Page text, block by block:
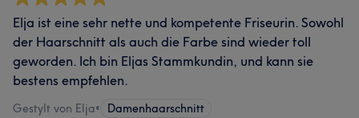
Elja ist eine sehr nette und kompetente Friseurin. Sowohl
der Haarschnitt als auch die Farbe sind wieder toll
geworden. Ich bin Eljas Stammkundin, und kann sie
bestens empfehlen.
Gestylt von Elja• Damenhaarschnitt